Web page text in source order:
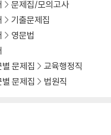
문제집/모의고사
기출문제집
영문법
별 문제집
교육행정직
별 문제집 법원직